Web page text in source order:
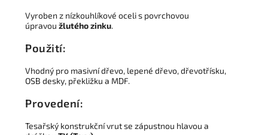
Vyroben z nízkouhlíkové oceli s povrchovou
úpravou žlutého zinku.
Použití:
Vhodný pro masivní dřevo, lepené dřevo, dřevotřísku,
OSB desky, překližku a MDF.
Provedení:
Tesařský konstrukční vrut se zápustnou hlavou a